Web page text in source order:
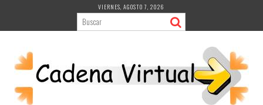
contenido
VIERNES, AGOSTO 7, 2026